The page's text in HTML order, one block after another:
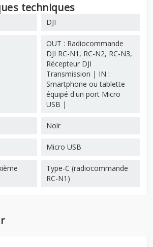
techniques
DJI
OUT : Radiocommande
DJI RC-N1, RC-N2, RC-N3,
Récepteur DJI
Transmission | IN :
Smartphone ou tablette
équipé d'un port Micro
USB |
Noir
Micro USB
Type-C (radiocommande
RC-N1)